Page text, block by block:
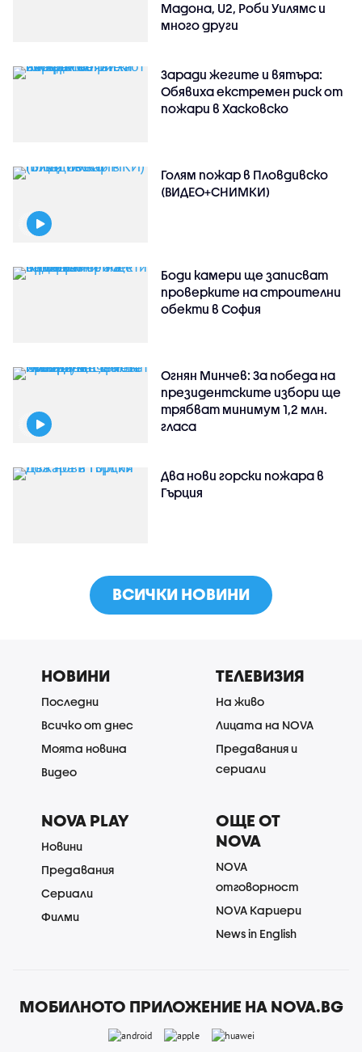
Мадона, U2, Роби Уилямс и
много други
Заради жегите и вятъра:
Обявиха екстремен риск от
пожари в Хасковско
Голям пожар в Пловдивско
(ВИДЕО+СНИМКИ)
Боди камери ще записват
проверките на строителни
обекти в София
Огнян Минчев: За победа на
президентските избори ще
трябват минимум 1,2 млн.
гласа
Два нови горски пожара в
Гърция
ВСИЧКИ НОВИНИ
НОВИНИ
Последни
Всичко от днес
Моята новина
Видео
ТЕЛЕВИЗИЯ
На живо
Лицата на NOVA
Предавания и
сериали
NOVA PLAY
Новини
Предавания
Сериали
Филми
ОЩЕ ОТ
NOVA
NOVA
отговорност
NOVA Кариери
News in English
МОБИЛНОТО ПРИЛОЖЕНИЕ НА NOVA.BG